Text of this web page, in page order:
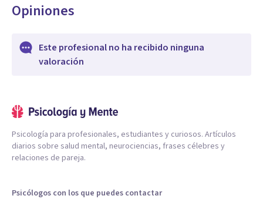
Opiniones
Este profesional no ha recibido ninguna
valoración
Psicología para profesionales, estudiantes y curiosos. Artículos
diarios sobre salud mental, neurociencias, frases célebres y
relaciones de pareja.
Psicólogos con los que puedes contactar